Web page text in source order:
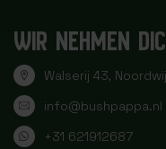
WIR NEHMEN
Walserij 43,
info@bushpappa.nl
+31 621912687